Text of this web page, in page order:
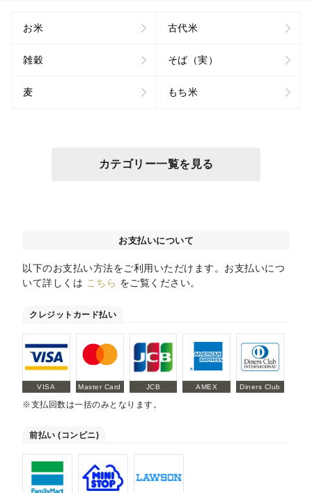
お米 古代米
雑穀 そば（実）
麦 もち米
カテゴリー一覧を見る
お支払いについて
以下のお支払い方法をご利用いただけます。お支払いにつ
いて詳しくは こちら をご覧ください。
クレジットカード払い
VISA Master Card JCB AMEX Diners Club
※支払回数は一括のみとなります。
前払い (コンビニ)